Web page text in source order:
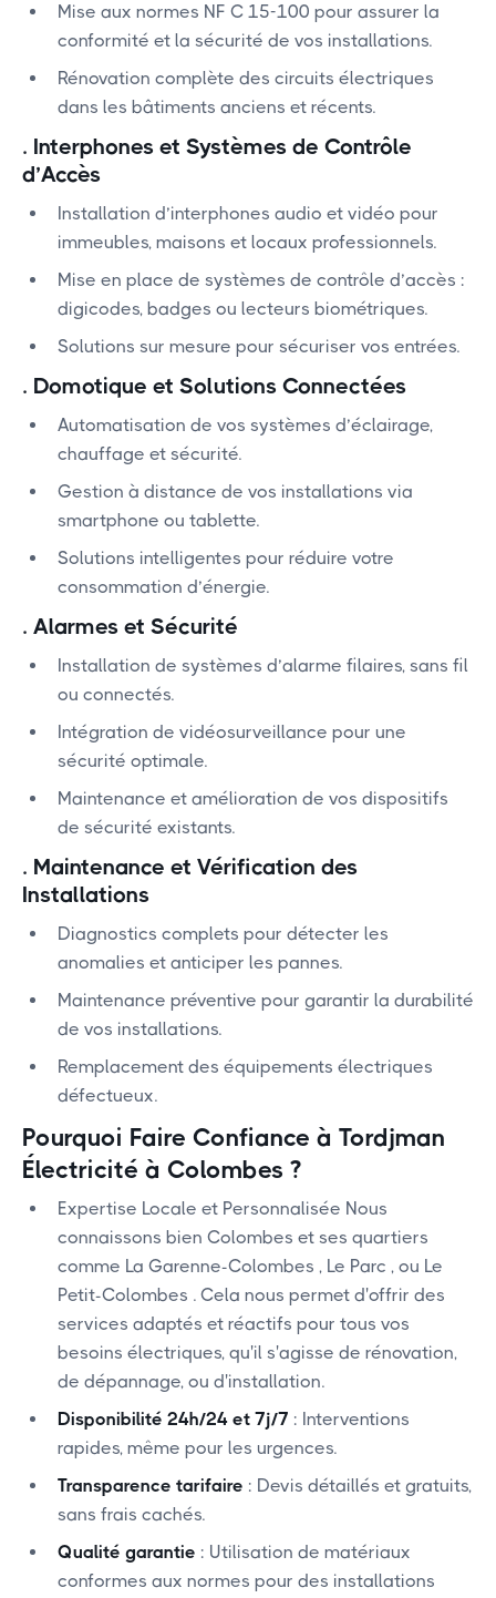
Mise aux normes NF C 15-100 pour assurer la
conformité et la sécurité de vos installations.
Rénovation complète des circuits électriques
dans les bâtiments anciens et récents.
. Interphones et Systèmes de Contrôle
d’Accès
Installation d’interphones audio et vidéo pour
immeubles, maisons et locaux professionnels.
Mise en place de systèmes de contrôle d’accès :
digicodes, badges ou lecteurs biométriques.
Solutions sur mesure pour sécuriser vos entrées.
. Domotique et Solutions Connectées
Automatisation de vos systèmes d’éclairage,
chauffage et sécurité.
Gestion à distance de vos installations via
smartphone ou tablette.
Solutions intelligentes pour réduire votre
consommation d’énergie.
. Alarmes et Sécurité
Installation de systèmes d’alarme filaires, sans fil
ou connectés.
Intégration de vidéosurveillance pour une
sécurité optimale.
Maintenance et amélioration de vos dispositifs
de sécurité existants.
. Maintenance et Vérification des
Installations
Diagnostics complets pour détecter les
anomalies et anticiper les pannes.
Maintenance préventive pour garantir la durabilité
de vos installations.
Remplacement des équipements électriques
défectueux.
Pourquoi Faire Confiance à Tordjman
Électricité à Colombes ?
Expertise Locale et Personnalisée Nous
connaissons bien Colombes et ses quartiers
comme ‍La Garenne-Colombes , Le Parc , ou Le
Petit-Colombes . Cela nous permet d'offrir des
services adaptés et réactifs pour tous vos
besoins électriques, qu'il s'agisse de rénovation,
de dépannage, ou d'installation.
Disponibilité 24h/24 et 7j/7 : Interventions
rapides, même pour les urgences.
Transparence tarifaire : Devis détaillés et gratuits,
sans frais cachés.
Qualité garantie : Utilisation de matériaux
conformes aux normes pour des installations